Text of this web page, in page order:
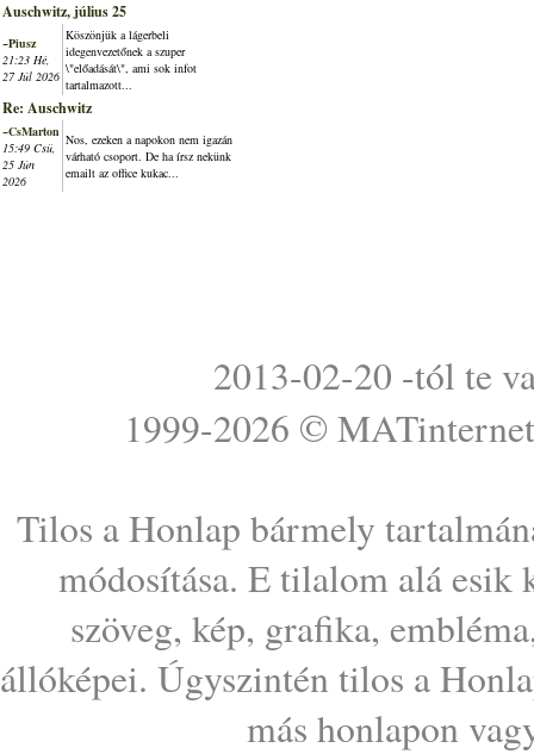
Auschwitz, július 25
~Piusz
21:23 Hé,
27 Júl 2026
Köszönjük a lágerbeli
idegenvezetőnek a szuper
\"előadását\", ami sok infot
tartalmazott...
Re: Auschwitz
~CsMarton
15:49 Csü,
25 Jún
2026
Nos, ezeken a napokon nem igazán
várható csoport. De ha írsz nekünk
emailt az office kukac...
2013-02-20 -tól te
1999-2026 © MATinternet
Tilos a Honlap bármely
módosítása. E tilalom alá esik
szöveg, kép, grafika,
állóképei. Úgyszintén tilos a
más honlapon